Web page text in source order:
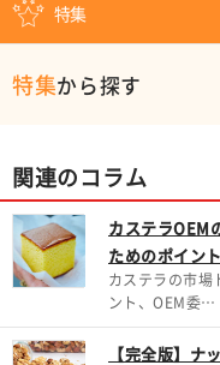
特集
特集から探す
関連のコラム
カステラOEM
ためのポイン
カステラの市場
ント、OEM委…
【完全版】ナ